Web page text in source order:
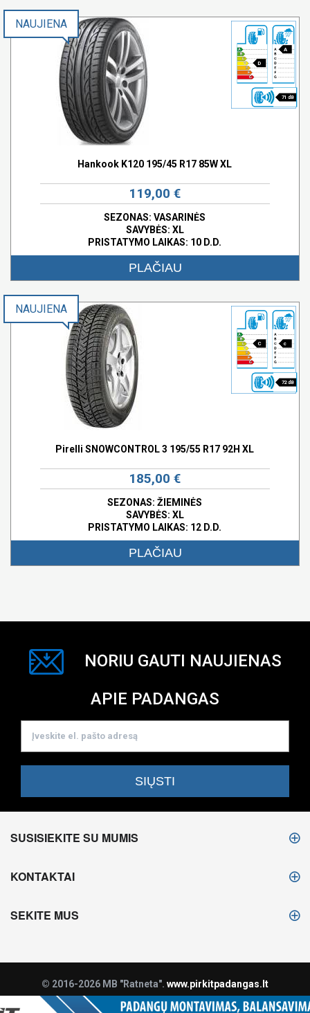
D
A
71 dB
NAUJIENA
Hankook K120 195/45 R17 85W XL
119,00 €
SEZONAS: VASARINĖS
SAVYBĖS: XL
PRISTATYMO LAIKAS: 10 D.D.
PLAČIAU
C c
72 dB
NAUJIENA
Pirelli SNOWCONTROL 3 195/55 R17 92H XL
185,00 €
SEZONAS: ŽIEMINĖS
SAVYBĖS: XL
PRISTATYMO LAIKAS: 12 D.D.
PLAČIAU
NORIU GAUTI NAUJIENAS
APIE PADANGAS
SUSISIEKITE SU MUMIS
KONTAKTAI
SEKITE MUS
© 2016-2026 MB "Ratneta". www.pirkitpadangas.lt